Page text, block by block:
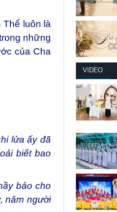
Thể luôn là
những
của Cha
lửa ấy đã
biết bao
bảo cho
năm người
VIDEO